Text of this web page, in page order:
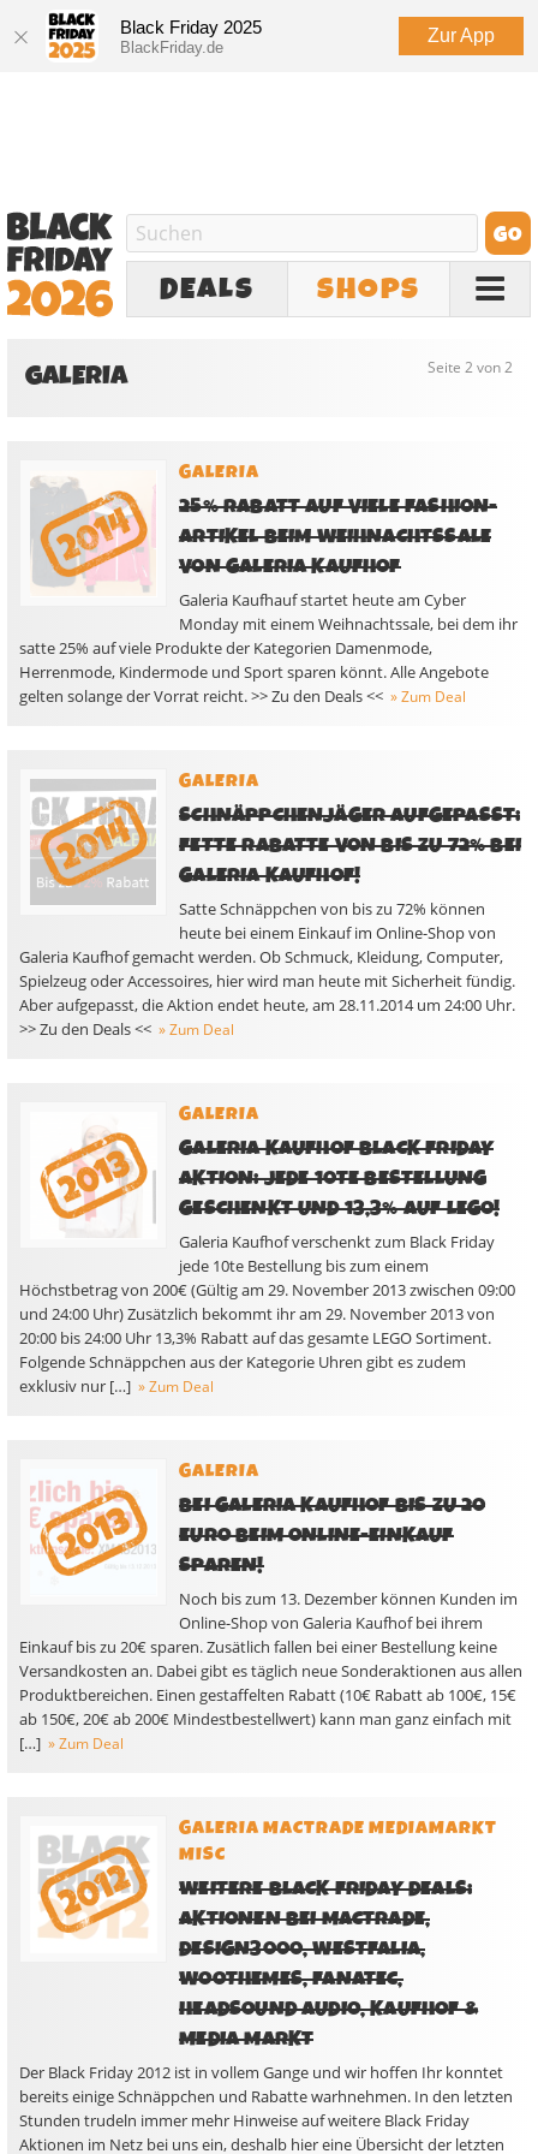
Black Friday 2025
BlackFriday.de
Zur App
DEALS SHOPS
Seite 2 von 2
GALERIA
GALERIA
25% RABATT AUF VIELE FASHION-
ARTIKEL BEIM WEIHNACHTSSALE
VON GALERIA KAUFHOF
Galeria Kaufhauf startet heute am Cyber
Monday mit einem Weihnachtssale, bei dem ihr
satte 25% auf viele Produkte der Kategorien Damenmode,
Herrenmode, Kindermode und Sport sparen könnt. Alle Angebote
gelten solange der Vorrat reicht. >> Zu den Deals << » Zum Deal
GALERIA
SCHNÄPPCHENJÄGER AUFGEPASST:
FETTE RABATTE VON BIS ZU 72% BEI
GALERIA KAUFHOF!
Satte Schnäppchen von bis zu 72% können
heute bei einem Einkauf im Online-Shop von
Galeria Kaufhof gemacht werden. Ob Schmuck, Kleidung, Computer,
Spielzeug oder Accessoires, hier wird man heute mit Sicherheit fündig.
Aber aufgepasst, die Aktion endet heute, am 28.11.2014 um 24:00 Uhr.
>> Zu den Deals << » Zum Deal
GALERIA
GALERIA KAUFHOF BLACK FRIDAY
AKTION: JEDE 10TE BESTELLUNG
GESCHENKT UND 13,3% AUF LEGO!
Galeria Kaufhof verschenkt zum Black Friday
jede 10te Bestellung bis zum einem
Höchstbetrag von 200€ (Gültig am 29. November 2013 zwischen 09:00
und 24:00 Uhr) Zusätzlich bekommt ihr am 29. November 2013 von
20:00 bis 24:00 Uhr 13,3% Rabatt auf das gesamte LEGO Sortiment.
Folgende Schnäppchen aus der Kategorie Uhren gibt es zudem
exklusiv nur […] » Zum Deal
GALERIA
BEI GALERIA KAUFHOF BIS ZU 20
EURO BEIM ONLINE-EINKAUF
SPAREN!
Noch bis zum 13. Dezember können Kunden im
Online-Shop von Galeria Kaufhof bei ihrem
Einkauf bis zu 20€ sparen. Zusätlich fallen bei einer Bestellung keine
Versandkosten an. Dabei gibt es täglich neue Sonderaktionen aus allen
Produktbereichen. Einen gestaffelten Rabatt (10€ Rabatt ab 100€, 15€
ab 150€, 20€ ab 200€ Mindestbestellwert) kann man ganz einfach mit
[…] » Zum Deal
GALERIAMACTRADEMEDIAMARKT
MISC
WEITERE BLACK FRIDAY DEALS:
AKTIONEN BEI MACTRADE,
DESIGN3000, WESTFALIA,
WOOTHEMES, FANATEC,
HEADSOUND AUDIO, KAUFHOF &
MEDIA MARKT
Der Black Friday 2012 ist in vollem Gange und wir hoffen Ihr konntet
bereits einige Schnäppchen und Rabatte warhnehmen. In den letzten
Stunden trudeln immer mehr Hinweise auf weitere Black Friday
Aktionen im Netz bei uns ein, deshalb hier eine Übersicht der letzten